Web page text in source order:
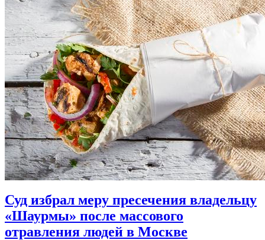
Суд избрал меру пресечения владельцу
«Шаурмы» после массового
отравления людей в Москве